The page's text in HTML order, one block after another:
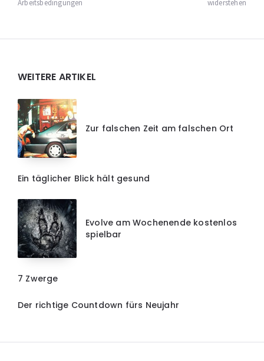
Arbeitsbedingungen
widerstehen
Widgets
WEITERE ARTIKEL
Zur falschen Zeit am falschen Ort
Ein täglicher Blick hält gesund
Evolve am Wochenende kostenlos
spielbar
7 Zwerge
Der richtige Countdown fürs Neujahr